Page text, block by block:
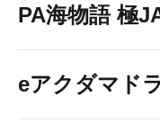
PA海物語 極
eアクダマド